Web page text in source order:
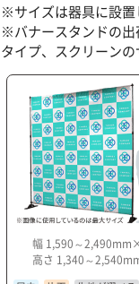
※サイズは器具に設
※バナースタンドの出
タイプ、スクリーン
幅 1,590～
高さ 1,340～